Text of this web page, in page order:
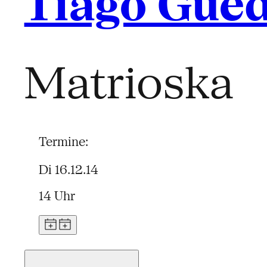
Matrioska
Termine:
Di 16.12.14
14 Uhr